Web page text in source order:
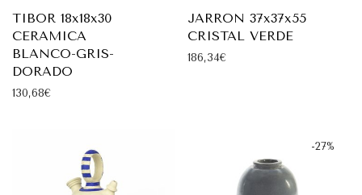
TIBOR 18x18x30
CERAMICA
BLANCO-GRIS-
DORADO
130,68€
JARRON 37x37x55
CRISTAL VERDE
186,34€
-27%